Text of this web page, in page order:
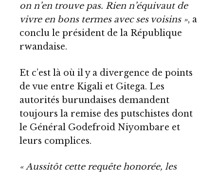
on n’en trouve pas. Rien n’équivaut de
vivre en bons termes avec ses voisins », a
conclu le président de la République
rwandaise.
Et c’est là où il y a divergence de points
de vue entre Kigali et Gitega. Les
autorités burundaises demandent
toujours la remise des putschistes dont
le Général Godefroid Niyombare et
leurs complices.
« Aussitôt cette requête honorée, les